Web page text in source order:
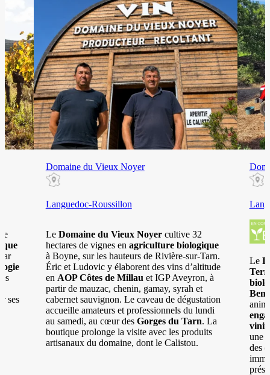
ses
Domaine du Vieux Noyer
Languedoc-Roussillon
Le Domaine du Vieux Noyercultive 32
hectares de vignes en agriculture biologique
à Boyne, sur les hauteurs de Rivière-sur-Tarn.
Éric et Ludovic y élaborent des vins d’altitude
en AOP Côtes de Millau et IGP Aveyron, à
partir de mauzac, chenin, gamay, syrah et
cabernet sauvignon. Le caveau de dégustation
accueille amateurs et professionnels du lundi
au samedi, au cœur des Gorges du Tarn. La
boutique prolonge la visite avec les produits
artisanaux du domaine, dont le Calistou.
Le
une
des